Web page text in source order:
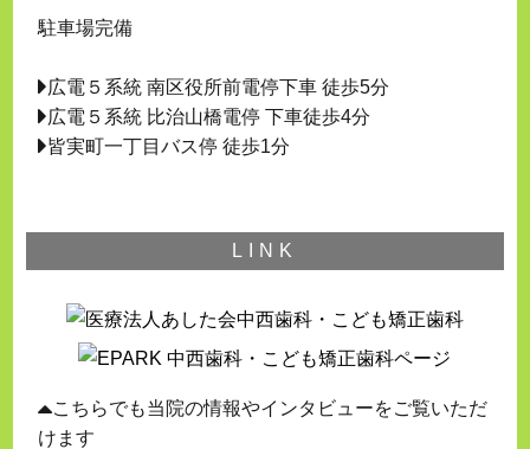
駐車場完備
広電５系統 南区役所前電停下車 徒歩5分
広電５系統 比治山橋電停 下車徒歩4分
皆実町一丁目バス停 徒歩1分
LINK
こちらでも当院の情報やインタビューをご覧いただ
けます